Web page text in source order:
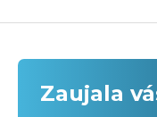
Zaujala